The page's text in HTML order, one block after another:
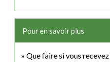
Pour en savoir plus
Que faire si vous